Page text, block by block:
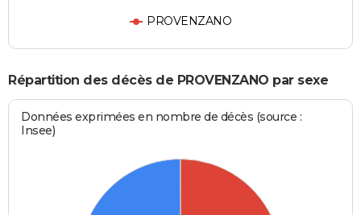
PROVENZANO
Répartition des décès de PROVENZANO par sexe
Données exprimées en nombre de décès (source :
Insee)